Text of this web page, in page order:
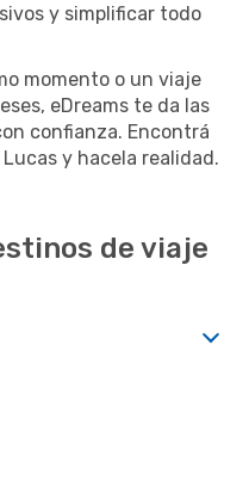
y simplificar todo
momento o un viaje
eDreams te da las
confianza. Encontrá
y hacela realidad.
de viaje